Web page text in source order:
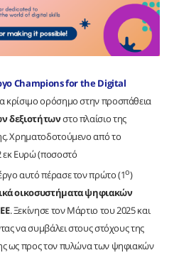
Champions for the Digital
κρίσιμο ορόσημο στην προσπάθεια
δεξιοτήτωνστο πλαίσιο της
Χρηματοδοτούμενο από το
εκ Ευρώ (ποσοστό
αυτό πέρασε τον πρώτο (1ο)
οικοσυστήματα ψηφιακών
. Ξεκίνησε τον Μάρτιο του 2025 και
να συμβάλει στους στόχους της
ως προς τον πυλώνα των ψηφιακών